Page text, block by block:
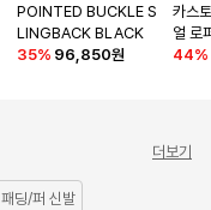
POINTED BUCKLE S
LINGBACK BLACK
35% 96,850원
카스
얼 로
44%
더보기
패딩/퍼 신발